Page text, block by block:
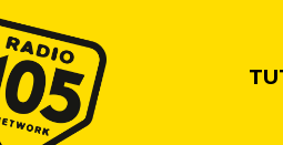
Radio 105